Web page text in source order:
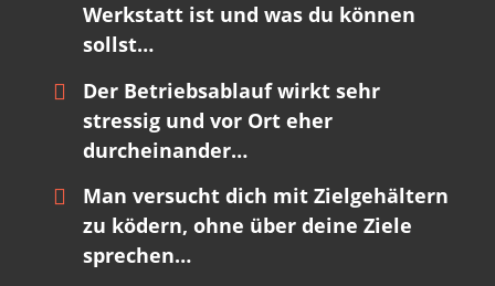
Werkstatt ist und was du können
sollst…
Der Betriebsablauf wirkt sehr
stressig und vor Ort eher
durcheinander…
Man versucht dich mit Zielgehältern
zu ködern, ohne über deine Ziele
sprechen…